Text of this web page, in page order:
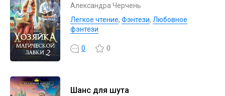
Александра Черчень
Легкое чтение, Фэнтези, Любовное
фэнтези
0 0
Шанс для шута